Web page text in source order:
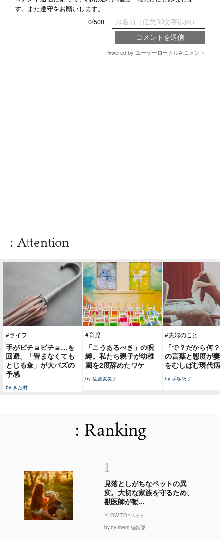
: Attention
#ライフ
手がビチョビチョ…を
回避。「畳まなくても
とじる傘」が大バズの
予感
by きた村
#育児
「こうあるべき」の呪
縛。私たち親子が幼稚
園を2度辞めたワケ
by 佐藤友美子
#夫婦のこと
「で？だから何
の言葉と態度が
をむしばむ現代病
by 手塚巧子
: Ranking
1
見落としがちなペットの異
変。大切な家族を守るため、
獣医師が勧...
#HOW TO#ペット
by by them 編集部